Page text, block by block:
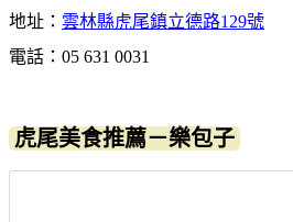
地址： 雲林縣虎尾鎮立德路129號
電話：05 631 0031
虎尾美食推薦－樂包子